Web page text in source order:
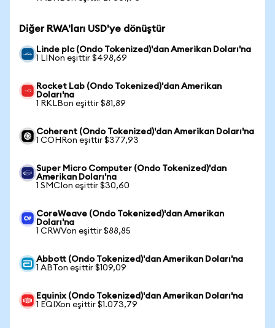
Diğer RWA'ları USD'ye dönüştür
Linde plc (Ondo Tokenized)'dan Amerikan Doları'na
1 LINon eşittir $498,69
Rocket Lab (Ondo Tokenized)'dan Amerikan
Doları'na
1 RKLBon eşittir $81,89
Coherent (Ondo Tokenized)'dan Amerikan Doları'na
1 COHRon eşittir $377,93
Super Micro Computer (Ondo Tokenized)'dan
Amerikan Doları'na
1 SMCIon eşittir $30,60
CoreWeave (Ondo Tokenized)'dan Amerikan
Doları'na
1 CRWVon eşittir $88,85
Abbott (Ondo Tokenized)'dan Amerikan Doları'na
1 ABTon eşittir $109,09
Equinix (Ondo Tokenized)'dan Amerikan Doları'na
1 EQIXon eşittir $1.073,79